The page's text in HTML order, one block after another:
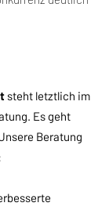
steht letztlich im
Es geht
Beratung